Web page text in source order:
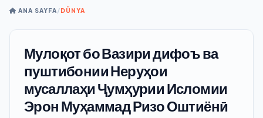
ANA SAYFA/DÜNYA
Мулоқот бо Вазири дифоъ ва
пуштибонии Неруҳои
мусаллаҳи Ҷумҳурии Исломии
Эрон Муҳаммад Ризо Оштиёнӣ